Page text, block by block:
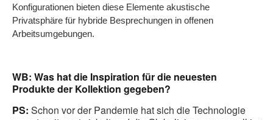
Konfigurationen bieten diese Elemente akustische
Privatsphäre für hybride Besprechungen in offenen
Arbeitsumgebungen.
WB: Was hat die Inspiration für die neuesten
Produkte der Kollektion gegeben?
PS: Schon vor der Pandemie hat sich die Technologie